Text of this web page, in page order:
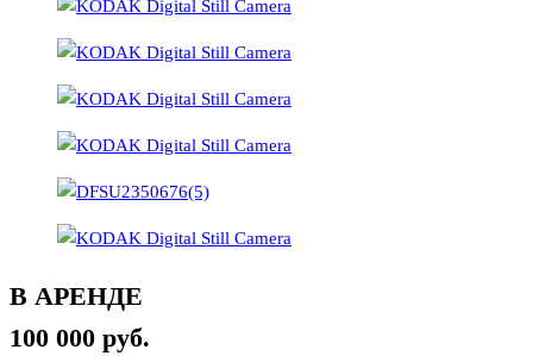
В АРЕНДЕ
100 000 руб.